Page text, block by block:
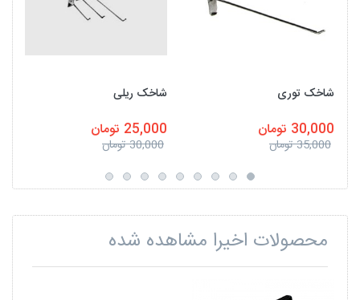
شاخک توری
30,000 تومان
35,000 تومان
شاخک ریلی
25,000 تومان
30,000 تومان
محصولات اخیرا مشاهده شده